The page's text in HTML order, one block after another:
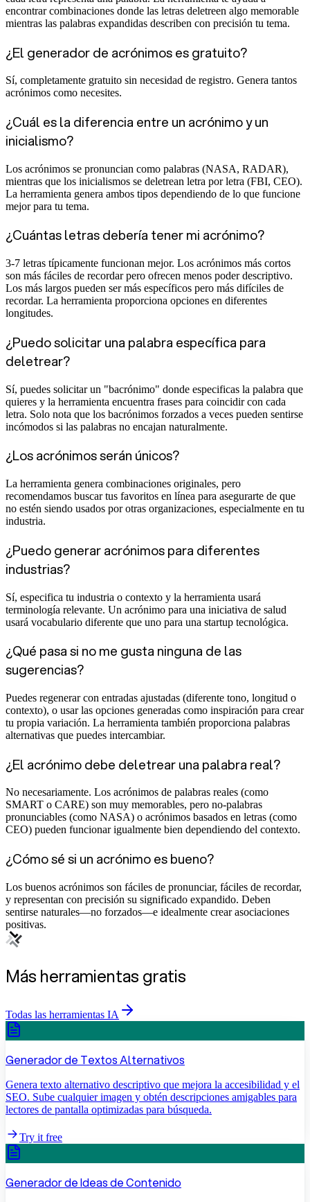
encontrar combinaciones donde las letras deletreen algo memorable
mientras las palabras expandidas describen con precisión tu tema.
¿El generador de acrónimos es gratuito?
Sí, completamente gratuito sin necesidad de registro. Genera tantos
acrónimos como necesites.
¿Cuál es la diferencia entre un acrónimo y un
inicialismo?
Los acrónimos se pronuncian como palabras (NASA, RADAR),
mientras que los inicialismos se deletrean letra por letra (FBI, CEO).
La herramienta genera ambos tipos dependiendo de lo que funcione
mejor para tu tema.
¿Cuántas letras debería tener mi acrónimo?
3-7 letras típicamente funcionan mejor. Los acrónimos más cortos
son más fáciles de recordar pero ofrecen menos poder descriptivo.
Los más largos pueden ser más específicos pero más difíciles de
recordar. La herramienta proporciona opciones en diferentes
longitudes.
¿Puedo solicitar una palabra específica para
deletrear?
Sí, puedes solicitar un "bacrónimo" donde especificas la palabra que
quieres y la herramienta encuentra frases para coincidir con cada
letra. Solo nota que los bacrónimos forzados a veces pueden sentirse
incómodos si las palabras no encajan naturalmente.
¿Los acrónimos serán únicos?
La herramienta genera combinaciones originales, pero
recomendamos buscar tus favoritos en línea para asegurarte de que
no estén siendo usados por otras organizaciones, especialmente en tu
industria.
¿Puedo generar acrónimos para diferentes
industrias?
Sí, especifica tu industria o contexto y la herramienta usará
terminología relevante. Un acrónimo para una iniciativa de salud
usará vocabulario diferente que uno para una startup tecnológica.
¿Qué pasa si no me gusta ninguna de las
sugerencias?
Puedes regenerar con entradas ajustadas (diferente tono, longitud o
contexto), o usar las opciones generadas como inspiración para crear
tu propia variación. La herramienta también proporciona palabras
alternativas que puedes intercambiar.
¿El acrónimo debe deletrear una palabra real?
No necesariamente. Los acrónimos de palabras reales (como
SMART o CARE) son muy memorables, pero no-palabras
pronunciables (como NASA) o acrónimos basados en letras (como
CEO) pueden funcionar igualmente bien dependiendo del contexto.
¿Cómo sé si un acrónimo es bueno?
Los buenos acrónimos son fáciles de pronunciar, fáciles de recordar,
y representan con precisión su significado expandido. Deben
sentirse naturales—no forzados—e idealmente crear asociaciones
positivas.
Más herramientas gratis
Todas las herramientas IA
Generador de Textos Alternativos
Genera texto alternativo descriptivo que mejora la accesibilidad y el
SEO. Sube cualquier imagen y obtén descripciones amigables para
lectores de pantalla optimizadas para búsqueda.
Try it free
Generador de Ideas de Contenido